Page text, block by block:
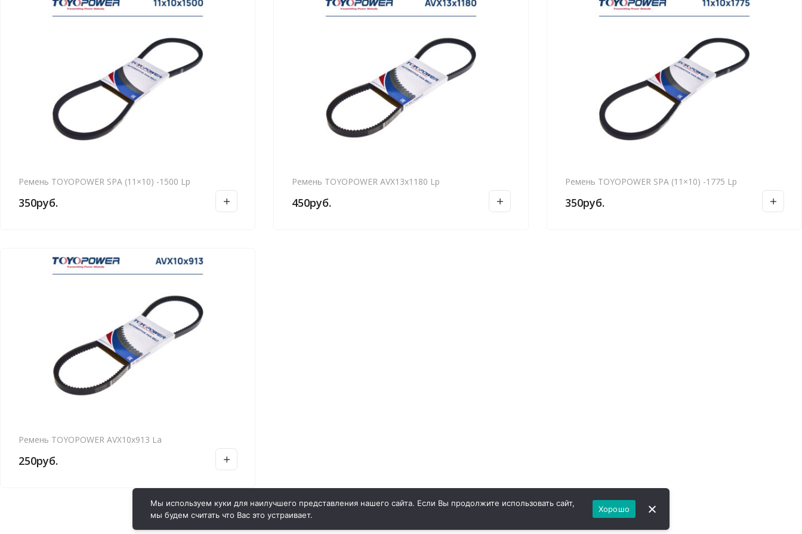
Ремень TOYOPOWER SPA (11×10) -1500 Lp
350руб.
Ремень TOYOPOWER AVX13x1180 Lp
450руб.
Ремень TOYOPOWER SPA (11×10) -1775 Lp
350руб.
Ремень TOYOPOWER AVX10x913 La
250руб.
Мы используем куки для наилучшего представления нашего сайта. Если Вы продолжите использовать сайт,
мы будем считать что Вас это устраивает.
Хорошо